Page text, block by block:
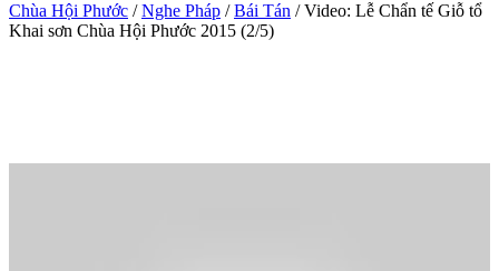
Chùa Hội Phước / Nghe Pháp / Bái Tán / Video: Lễ Chẩn tế Giỗ tổ
Khai sơn Chùa Hội Phước 2015 (2/5)